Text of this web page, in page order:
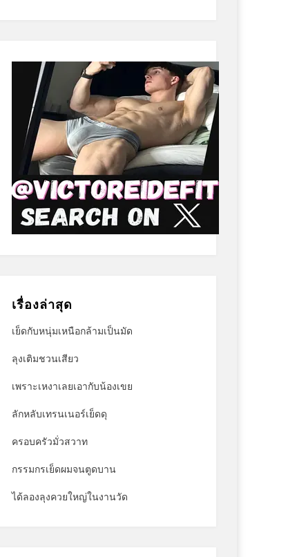
เรื่องล่าสุด
เย็ดกับหนุ่มเหนือกล้ามเป็นมัด
ลุงเติมชวนเสียว
เพราะเหงาเลยเอากับน้องเขย
ลักหลับเทรนเนอร์เย็ดดุ
ครอบครัวมั่วสวาท
กรรมกรเย็ดผมจนตูดบาน
ได้ลองลุงควยใหญ่ในงานวัด